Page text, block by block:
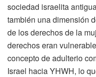
sociedad israelita
también una dimensión
de los derechos de la
derechos eran
concepto de adulterio
Israel hacia YHWH, lo